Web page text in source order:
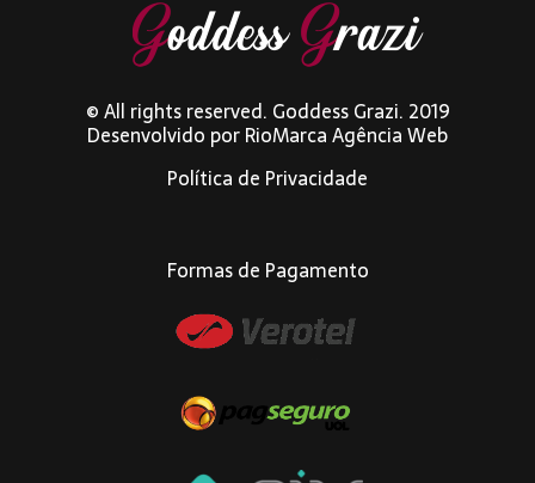
© All rights reserved. Goddess Grazi. 2019
Desenvolvido porRioMarca Agência Web
Política de Privacidade
Formas de Pagamento